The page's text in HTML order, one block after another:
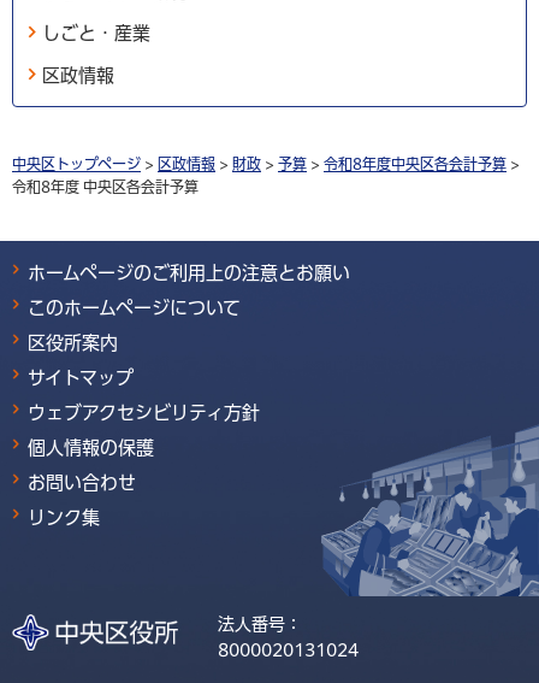
しごと・産業
区政情報
中央区トップページ > 区政情報 > 財政 > 予算 > 令和8年度中央区各会計予算 >
令和8年度 中央区各会計予算
ホームページのご利用上の注意とお願い
このホームページについて
区役所案内
サイトマップ
ウェブアクセシビリティ方針
個人情報の保護
お問い合わせ
リンク集
法人番号：
8000020131024